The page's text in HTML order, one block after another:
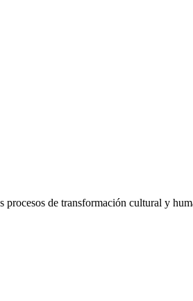
procesos de transformación cultural y